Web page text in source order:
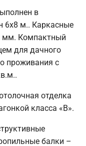
в
6х8 м.. Каркасные
мм. Компактный
для дачного
проживания с
отделка
класса «В».
балки –